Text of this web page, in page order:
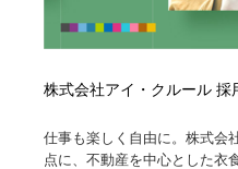
株式会社アイ・クルール 採
仕事も楽しく自由に。株式会
点に、不動産を中心とした衣